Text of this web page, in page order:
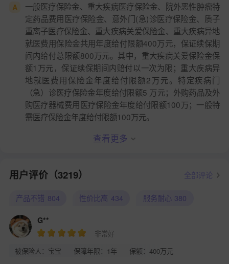
A
一般医疗保险金、重大疾病医疗保险金、院外恶性肿瘤特
定药品费用医疗保险金、意外门(急)诊医疗保险金、质子
重离子医疗保险金、重大疾病关爱保险金、重大疾病异地
就医费用保险金共用年度给付限额400万元，保证续保期
间内给付总限额800万元。其中，重大疾病关爱保险金保
额1万元，保证续保期间内赔付以一次为限；重大疾病异
地就医费用保险金年度给付限额2万元。特定疾病门
（急）诊医疗保险金年度给付限额5 万元；外购药品及外
购医疗器械费用医疗保险金年度给付限额100万；一般特
需医疗保险金年度给付限额100万元。
查看更多
用户评价（3219） 全部评论
产品不错 804 性价比高 434 服务耐心 380
G**
非常好
被保险人：宝宝
保障年限：1年 保额：400万元